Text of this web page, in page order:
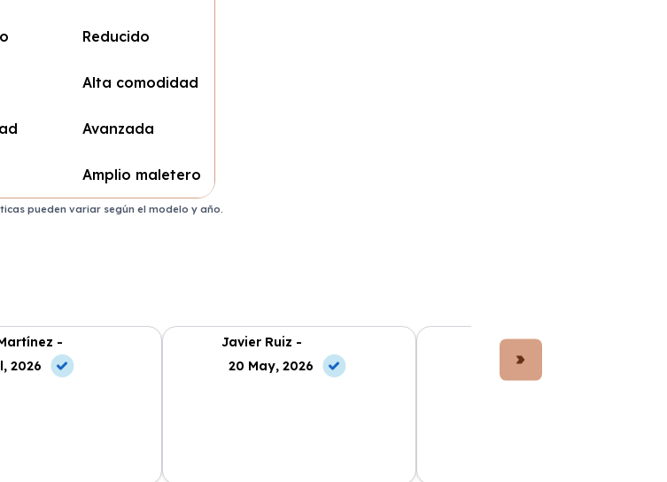
Reducido
Alta comodidad
Avanzada
Amplio maletero
pueden variar según el modelo y año.
-
2026
Javier Ruiz -
20 May, 2026
Lucía Fernández -
10 Jun, 2026